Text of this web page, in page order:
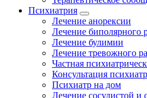
Психиатрия
Лечение анорексии
Лечение биполярного
Лечение булимии
Лечение тревожного
Частная
Консультация
Психиатр на дом
Лечение сосудистой и